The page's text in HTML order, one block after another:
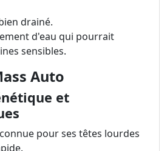
drainé.
d'eau qui pourrait
sensibles.
Auto
et
pour ses têtes lourdes